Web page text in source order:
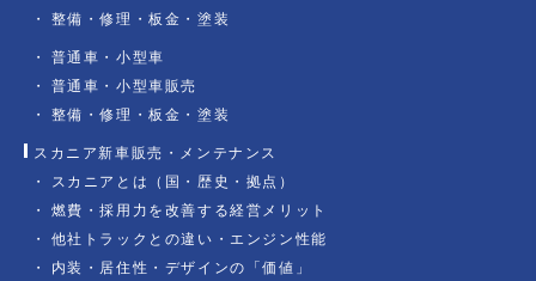
整備・修理・板金・塗装
普通車・小型車
普通車・小型車販売
整備・修理・板金・塗装
スカニア新車販売・メンテナンス
スカニアとは（国・歴史・拠点）
燃費・採用力を改善する経営メリット
他社トラックとの違い・エンジン性能
内装・居住性・デザインの「価値」